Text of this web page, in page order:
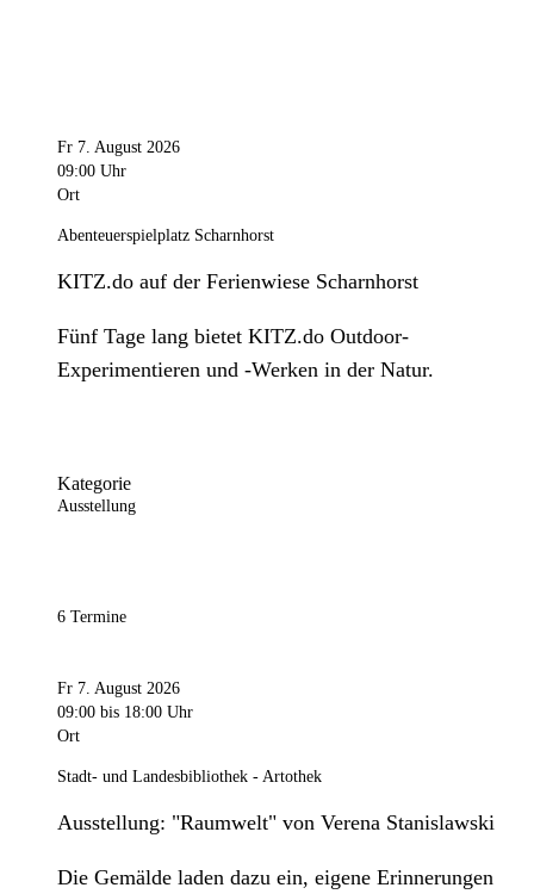
Fr 7. August 2026
09:00 Uhr
Ort
Abenteuerspielplatz Scharnhorst
KITZ.do auf der Ferienwiese Scharnhorst
Fünf Tage lang bietet KITZ.do Outdoor-
Experimentieren und -Werken in der Natur.
Kategorie
Ausstellung
6 Termine
Fr 7. August 2026
09:00 bis 18:00 Uhr
Ort
Stadt- und Landesbibliothek - Artothek
Ausstellung: "Raumwelt" von Verena Stanislawski
Die Gemälde laden dazu ein, eigene Erinnerungen